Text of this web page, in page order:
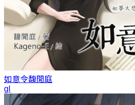
如意令馥閒庭
gl